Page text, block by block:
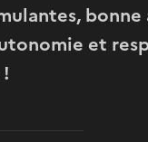
bonne
et